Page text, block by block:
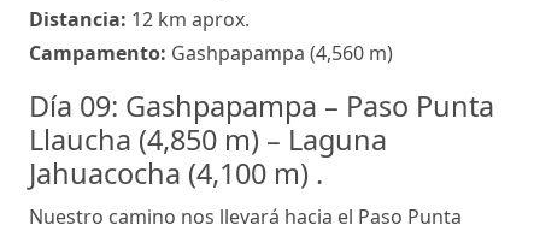
Distancia: 12 km aprox.
Campamento: Gashpapampa (4,560 m)
Día 09: Gashpapampa – Paso Punta
Llaucha (4,850 m) – Laguna
Jahuacocha (4,100 m) .
Nuestro camino nos llevará hacia el Paso Punta